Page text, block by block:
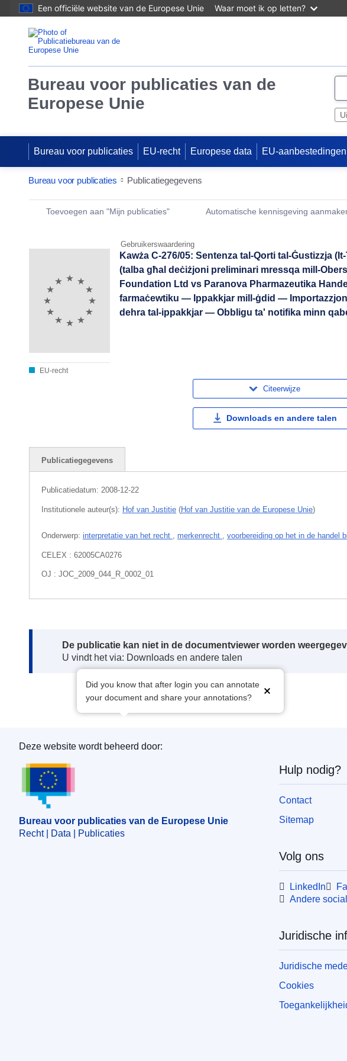
Een officiële website van de Europese Unie Waar moet ik op letten?
Bureau voor publicaties van de
Europese Unie
e
Bureau voor publicaties EU-recht Europese data EU-aanbestedingen
Bureau voor publicaties Publicatiegegevens
Publication Detail Actions Portlet
Toevoegen aan "Mijn publicaties" Automatische kennisgeving
Gebruikerswaardering
EU-recht
Kawża C-276/05: Sentenza tal-Qorti tal-Ġustizzja
(talba għal deċiżjoni preliminari mressqa mill-
Foundation Ltd vs Paranova Pharmazeutika
farmaċewtiku — Ippakkjar mill-ġdid —
dehra tal-ippakkjar — Obbligu ta' notifika minn
Citeerwijze
Downloads en andere talen
Publicatiegegevens
Publicatiedatum: 2008-12-22
Institutionele auteur(s): Hof van Justitie (Hof van Justitie van de Europese Unie)
Onderwerp: interpretatie van het recht , merkenrecht , voorbereiding op het in de handel
CELEX : 62005CA0276
OJ : JOC_2009_044_R_0002_01
Note:
De publicatie kan niet in de documentviewer worden
U vindt het via: Downloads en andere talen
Did you know that after login you can annotate
your document and share your annotations?
Bureau voor publicaties van de Europese Unie
Deze website wordt beheerd door:
Bureau voor publicaties van de Europese Unie
Recht | Data | Publicaties
Hulp nodig?
Contact
Sitemap
Volg ons
LinkedIn
Andere
Juridische
Juridische
Cookies